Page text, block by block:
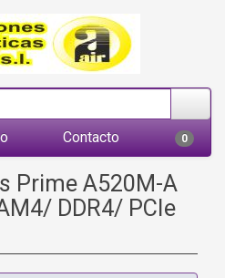
Contacto 0
Prime A520M-A
DDR4/ PCIe